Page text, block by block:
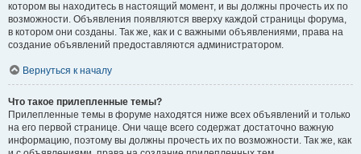
котором вы находитесь в настоящий момент, и вы должны прочесть их по
возможности. Объявления появляются вверху каждой страницы форума,
в котором они созданы. Так же, как и с важными объявлениями, права на
создание объявлений предоставляются администратором.
Вернуться к началу
Что такое прилепленные темы?
Прилепленные темы в форуме находятся ниже всех объявлений и только
на его первой странице. Они чаще всего содержат достаточно важную
информацию, поэтому вы должны прочесть их по возможности. Так же, как